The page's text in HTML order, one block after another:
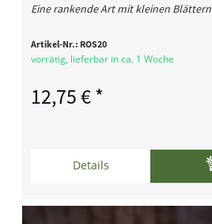
Eine rankende Art mit kleinen Blättern
Artikel-Nr.: ROS20
vorrätig, lieferbar in ca. 1 Woche
12,75 € *
Details